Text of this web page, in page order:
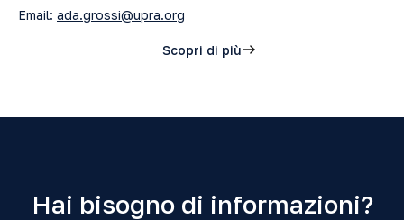
Email: ada.grossi@upra.org
Scopri di più
Hai bisogno di informazioni?